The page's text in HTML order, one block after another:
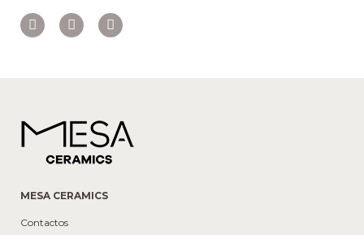
MESA CERAMICS
Contactos